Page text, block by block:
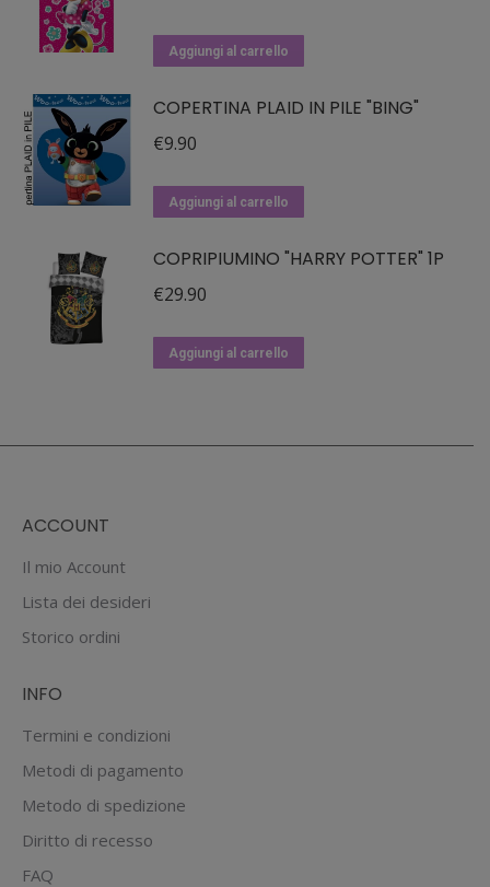
Aggiungi al carrello
COPERTINA PLAID IN PILE "BING"
€9.90
Aggiungi al carrello
COPRIPIUMINO "HARRY POTTER" 1P
€29.90
Aggiungi al carrello
ACCOUNT
Il mio Account
Lista dei desideri
Storico ordini
INFO
Termini e condizioni
Metodi di pagamento
Metodo di spedizione
Diritto di recesso
FAQ